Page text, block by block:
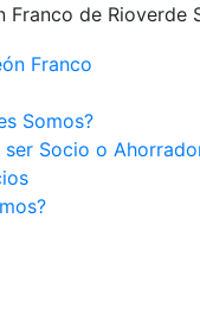
de Rioverde
Somos?
ser Socio o